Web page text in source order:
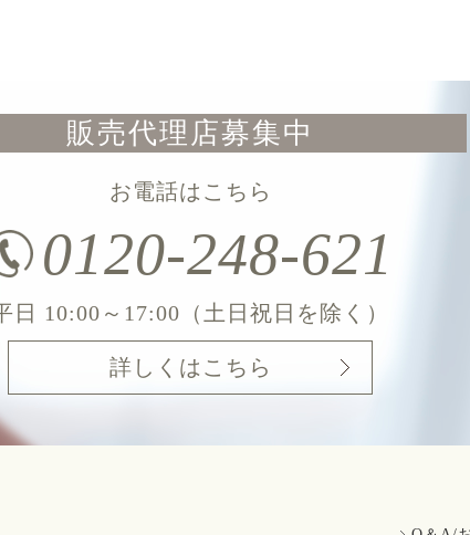
販売代理店募集中
お電話はこちら
0120-248-621
日 10:00～17:00（土日祝日を除く）
詳しくはこちら